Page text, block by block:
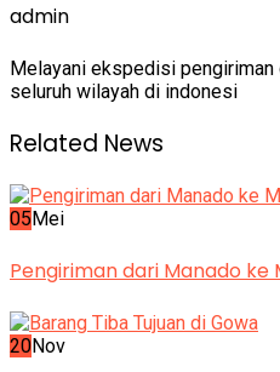
admin
Melayani ekspedisi
seluruh wilayah di indonesi
Related News
05Mei
Pengiriman dari Manado ke
20Nov